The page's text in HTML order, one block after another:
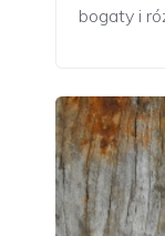
bogaty i